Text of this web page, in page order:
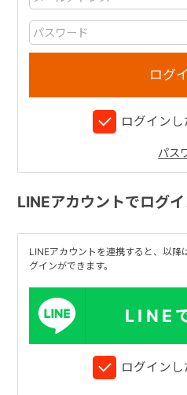
ログイン
パス
LINEアカウントでログ
LINEアカウントを連携すると、以降
グインができます。
LINE
ログイン